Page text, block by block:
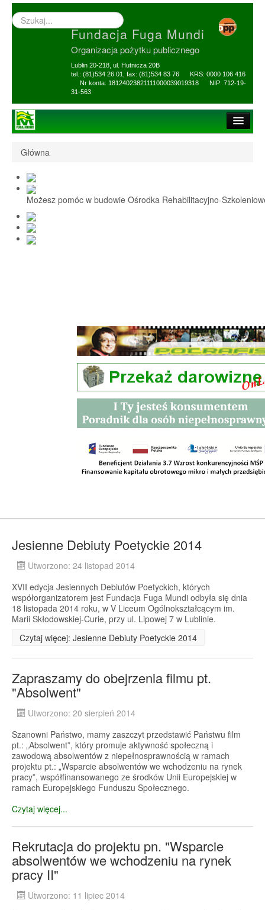
Wyszukiwarka
–
Fundacja Fuga Mundi
Organizacja pożytku publicznego
Lublin 20-218, ul. Hutnicza 20B
tel.: (81)534 26 01, fax: (81)534 83 76 KRS: 0000 106 416
Nr konta: 18124023821111000039019318 NIP: 712-19-
31-563
1,5% i darowizny
Nasi Beneficjenci
Ośrodek Reh-Szkol
Sprawozdania
Główna
Możesz pomóc w budowie Ośrodka Rehabilitacyjno-
Jesienne Debiuty Poetyckie 2014
Utworzono: 24 listopad 2014
XVII edycja Jesiennych Debiutów Poetyckich, których
współorganizatorem jest Fundacja Fuga Mundi odbyła się dnia
18 listopada 2014 roku, w V Liceum Ogólnokształcącym im.
Marii Skłodowskiej-Curie, przy ul. Lipowej 7 w Lublinie.
Czytaj więcej: Jesienne Debiuty Poetyckie 2014
Zapraszamy do obejrzenia filmu pt.
"Absolwent"
Utworzono: 20 sierpień 2014
Szanowni Państwo, mamy zaszczyt przedstawić Państwu film
pt.: „Absolwent”, który promuje aktywność społeczną i
zawodową absolwentów z niepełnosprawnością w ramach
projektu pt.: „Wsparcie absolwentów we wchodzeniu na rynek
pracy”, współfinansowanego ze środków Unii Europejskiej w
ramach Europejskiego Funduszu Społecznego.
Czytaj więcej...
Rekrutacja do projektu pn. "Wsparcie
absolwentów we wchodzeniu na rynek
pracy II"
Utworzono: 11 lipiec 2014